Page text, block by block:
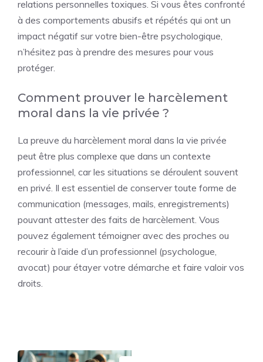
relations personnelles toxiques. Si vous êtes confronté
à des comportements abusifs et répétés qui ont un
impact négatif sur votre bien-être psychologique,
n’hésitez pas à prendre des mesures pour vous
protéger.
Comment prouver le harcèlement
moral dans la vie privée ?
La preuve du harcèlement moral dans la vie privée
peut être plus complexe que dans un contexte
professionnel, car les situations se déroulent souvent
en privé. Il est essentiel de conserver toute forme de
communication (messages, mails, enregistrements)
pouvant attester des faits de harcèlement. Vous
pouvez également témoigner avec des proches ou
recourir à l’aide d’un professionnel (psychologue,
avocat) pour étayer votre démarche et faire valoir vos
droits.